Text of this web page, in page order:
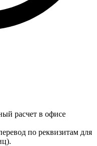
расчет в офисе
по реквизитам для